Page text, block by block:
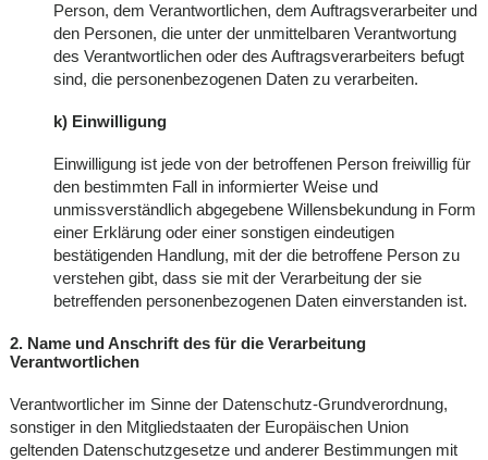
Person, dem Verantwortlichen, dem Auftragsverarbeiter und
den Personen, die unter der unmittelbaren Verantwortung
des Verantwortlichen oder des Auftragsverarbeiters befugt
sind, die personenbezogenen Daten zu verarbeiten.
k) Einwilligung
Einwilligung ist jede von der betroffenen Person freiwillig für
den bestimmten Fall in informierter Weise und
unmissverständlich abgegebene Willensbekundung in Form
einer Erklärung oder einer sonstigen eindeutigen
bestätigenden Handlung, mit der die betroffene Person zu
verstehen gibt, dass sie mit der Verarbeitung der sie
betreffenden personenbezogenen Daten einverstanden ist.
2. Name und Anschrift des für die Verarbeitung
Verantwortlichen
Verantwortlicher im Sinne der Datenschutz-Grundverordnung,
sonstiger in den Mitgliedstaaten der Europäischen Union
geltenden Datenschutzgesetze und anderer Bestimmungen mit